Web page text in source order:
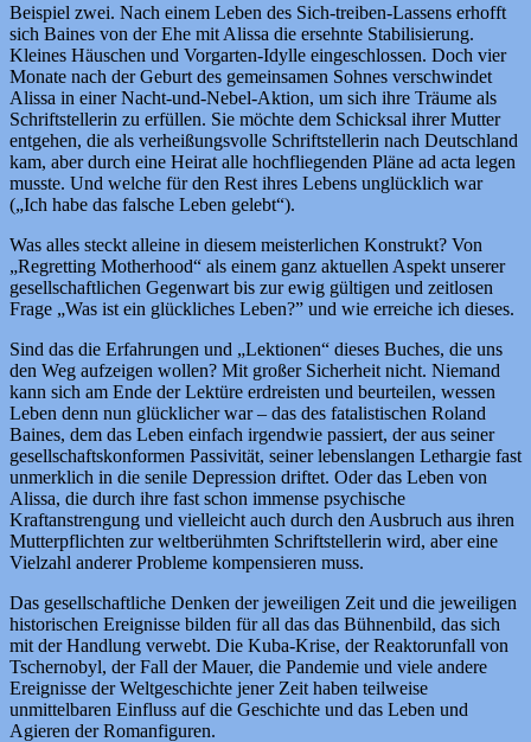
Beispiel zwei. Nach einem Leben des Sich-treiben-Lassens erhofft
sich Baines von der Ehe mit Alissa die ersehnte Stabilisierung.
Kleines Häuschen und Vorgarten-Idylle eingeschlossen. Doch vier
Monate nach der Geburt des gemeinsamen Sohnes verschwindet
Alissa in einer Nacht-und-Nebel-Aktion, um sich ihre Träume als
Schriftstellerin zu erfüllen. Sie möchte dem Schicksal ihrer Mutter
entgehen, die als verheißungsvolle Schriftstellerin nach Deutschland
kam, aber durch eine Heirat alle hochfliegenden Pläne ad acta legen
musste. Und welche für den Rest ihres Lebens unglücklich war
(„Ich habe das falsche Leben gelebt“).
Was alles steckt alleine in diesem meisterlichen Konstrukt? Von
„Regretting Motherhood“ als einem ganz aktuellen Aspekt unserer
gesellschaftlichen Gegenwart bis zur ewig gültigen und zeitlosen
Frage „Was ist ein glückliches Leben?” und wie erreiche ich dieses.
Sind das die Erfahrungen und „Lektionen“ dieses Buches, die uns
den Weg aufzeigen wollen? Mit großer Sicherheit nicht. Niemand
kann sich am Ende der Lektüre erdreisten und beurteilen, wessen
Leben denn nun glücklicher war – das des fatalistischen Roland
Baines, dem das Leben einfach irgendwie passiert, der aus seiner
gesellschaftskonformen Passivität, seiner lebenslangen Lethargie fast
unmerklich in die senile Depression driftet. Oder das Leben von
Alissa, die durch ihre fast schon immense psychische
Kraftanstrengung und vielleicht auch durch den Ausbruch aus ihren
Mutterpflichten zur weltberühmten Schriftstellerin wird, aber eine
Vielzahl anderer Probleme kompensieren muss.
Das gesellschaftliche Denken der jeweiligen Zeit und die jeweiligen
historischen Ereignisse bilden für all das das Bühnenbild, das sich
mit der Handlung verwebt. Die Kuba-Krise, der Reaktorunfall von
Tschernobyl, der Fall der Mauer, die Pandemie und viele andere
Ereignisse der Weltgeschichte jener Zeit haben teilweise
unmittelbaren Einfluss auf die Geschichte und das Leben und
Agieren der Romanfiguren.